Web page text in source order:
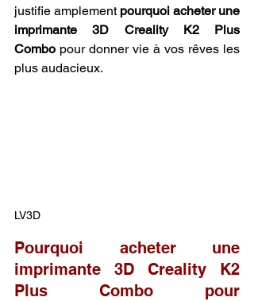
justifie amplement pourquoi acheter une
imprimante 3D Creality K2 Plus
Combo pour donner vie à vos rêves les
plus audacieux.
LV3D
Pourquoi acheter une
imprimante 3D Creality K2
Plus Combo pour